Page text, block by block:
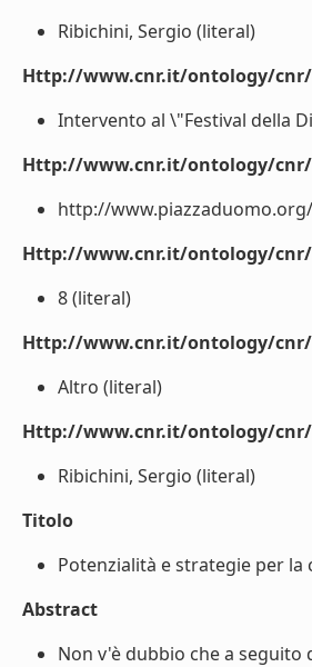
Ribichini, Sergio (literal)
Http://www.cnr.it/ontology/
Intervento al \"Festival della
Http://www.cnr.it/ontology/
http://
Http://www.cnr.it/ontology/
8 (literal)
Http://www.cnr.it/ontology/
Altro (literal)
Http://www.cnr.it/ontology/
Ribichini, Sergio (literal)
Titolo
Potenzialità e strategie per
Abstract
Non v'è dubbio che a seguito